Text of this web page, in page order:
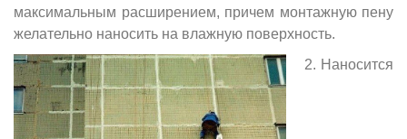
максимальным расширением, причем монтажную пену
желательно наносить на влажную поверхность.
2. Наносится